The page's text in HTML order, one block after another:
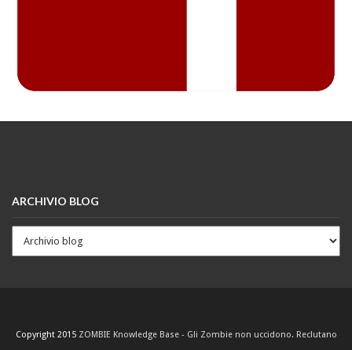
ARCHIVIO BLOG
Copyright 2015 ZOMBIE Knowledge Base - Gli Zombie non uccidono. Reclutano